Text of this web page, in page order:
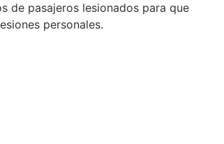
de pasajeros lesionados para que
personales.